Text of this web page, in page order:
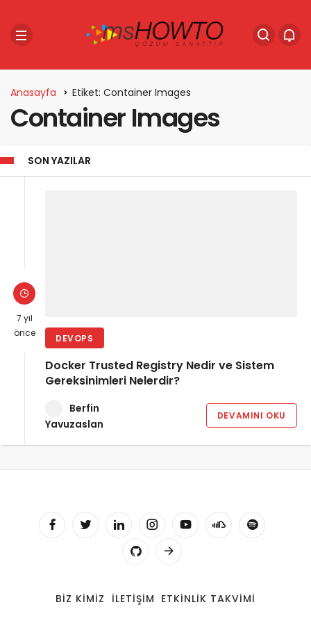
Anasayfa Etiket: Container Images
Container Images
SON YAZILAR
7 yıl
önce
DEVOPS
Docker Trusted Registry Nedir ve Sistem
Gereksinimleri Nelerdir?
Berfin
Yavuzaslan
DEVAMINI OKU
BIZ KIMIZ İLETIŞIM ETKINLIK TAKVIMI